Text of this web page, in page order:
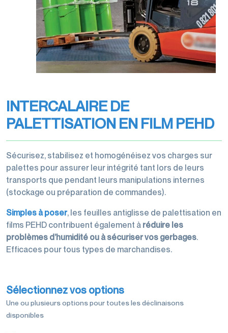
perforés
Films
de
protection,
housses,
coiffes
Rubans
adhésifs
transports
Rubans
adhésifs
machine
rubans
adhésifs
Cerclage
Accessoires
palettisation
Filmeuses
manuelles
dévidoirs
Machines
d'emballage
INTERCALAIRE DE
PALETTISATION EN FILM PEHD
Sécurisez, stabilisez et homogénéisez vos charges sur
palettes pour assurer leur intégrité tant lors de leurs
transports que pendant leurs manipulations internes
(stockage ou préparation de commandes).
Simples à poser, les feuilles antiglisse de palettisation en
films PEHD contribuent également à réduire les
problèmes d’humidité ou à sécuriser vos gerbages.
Efficaces pour tous types de marchandises.
Sélectionnez vos options
Une ou plusieurs options pour toutes les déclinaisons
disponibles